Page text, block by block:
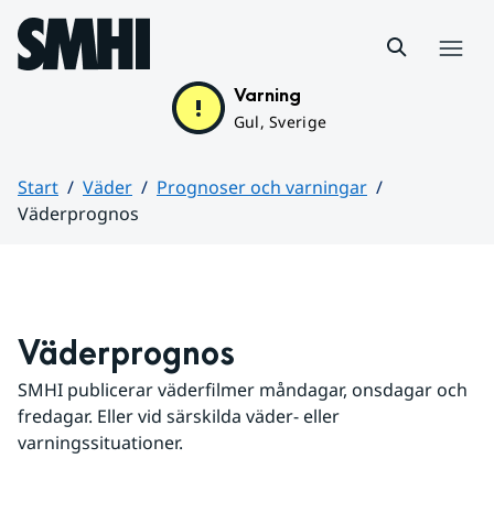
Hoppa till sidans innehåll
Varning
Gul, Sverige
Start Väder
Prognoser och varningar
Väderprognos
Väderprognos
SMHI publicerar väderfilmer måndagar, onsdagar och
fredagar. Eller vid särskilda väder- eller
varningssituationer.